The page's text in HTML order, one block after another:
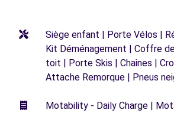
Siège enfant | Porte Vélos |
Kit Déménagement | Coffre
toit | Porte Skis | Chaines |
Attache Remorque | Pneus
Motability - Daily Charge |